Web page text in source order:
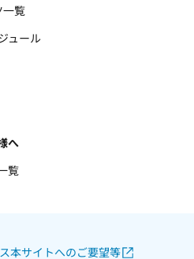
一覧
ュール
へ
覧
本サイトへのご要望等